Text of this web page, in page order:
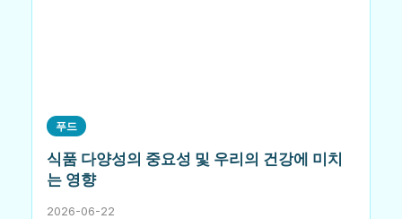
푸드
식품 다양성의 중요성 및 우리의 건강에 미치
는 영향
2026-06-22